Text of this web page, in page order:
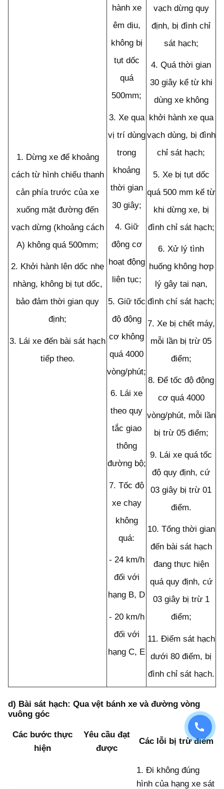
1. Dừng xe để khoảng
cách từ hình chiếu thanh
cản phía trước của xe
xuống mặt đường đến
vạch dừng (khoảng cách
A) không quá 500mm;
2. Khởi hành lên dốc nhẹ
nhàng, không bị tụt dốc,
bảo đảm thời gian quy
định;
3. Lái xe đến bài sát hạch
tiếp theo.
hành xe
êm dịu,
không bị
tụt dốc
quá
500mm;
3. Xe qua
vị trí dùng
trong
khoảng
thời gian
30 giây;
4. Giữ
động cơ
hoạt động
liên tục;
5. Giữ tốc
độ động
cơ không
quá 4000
vòng/phút;
6. Lái xe
theo quy
tắc giao
thông
đường bộ;
7. Tốc độ
xe chạy
không
quá:
- 24 km/h
đối với
hạng B, D
- 20 km/h
đối với
hạng C, E
vạch dừng quy
định, bị đình chỉ
sát hạch;
4. Quá thời gian
30 giây kể từ khi
dùng xe không
khởi hành xe qua
vạch dùng, bị đình
chỉ sát hạch;
5. Xe bị tụt dốc
quá 500 mm kể từ
khi dừng xe, bị
đình chỉ sát hạch;
6. Xử lý tình
huống không hợp
lý gây tai nạn,
đình chí sát hạch;
7. Xe bị chết máy,
mỗi lần bị trừ 05
điểm;
8. Để tốc độ động
cơ quá 4000
vòng/phút, mỗi lần
bị trừ 05 điểm;
9. Lái xe quá tốc
độ quy định, cứ
03 giây bị trừ 01
điểm.
10. Tổng thời gian
đến bài sát hạch
đang thực hiện
quá quy định, cứ
03 giây bị trừ 1
điểm;
11. Điểm sát hạch
dưới 80 điểm, bị
đình chỉ sát hạch.
d) Bài sát hạch: Qua vệt bánh xe và đường vòng
vuông góc
Các bước thực
hiện
Yêu cầu đạt
được
Các lỗi bị trừ điểm
1. Đi không đúng
hình của hạng xe sát